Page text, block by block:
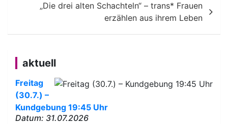
„Die drei alten Schachteln“ – trans* Frauen
erzählen aus ihrem Leben
aktuell
Freitag
(30.7.) –
Kundgebung 19:45 Uhr
Datum: 31.07.2026